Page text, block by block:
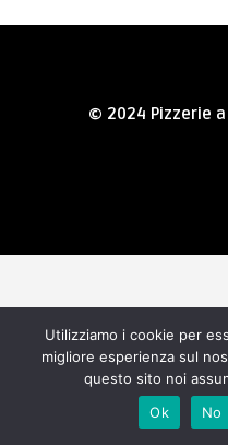
© 2024 Pizzerie a
Utilizziamo i cookie per
migliore esperienza sul
questo sito noi
Ok
No